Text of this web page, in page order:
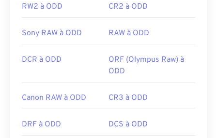
Sortie initiale :
27 septembre 2004
RW2 à ODD CR2 à ODD
Sony RAW à ODD RAW à ODD
DCR à ODD
ORF (Olympus Raw) à
ODD
Canon RAW à ODD CR3 à ODD
DRF à ODD DCS à ODD